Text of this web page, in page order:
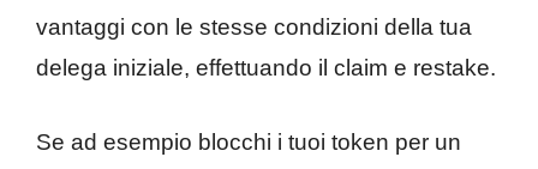
vantaggi con le stesse condizioni della tua
delega iniziale, effettuando il claim e restake.
Se ad esempio blocchi i tuoi token per un